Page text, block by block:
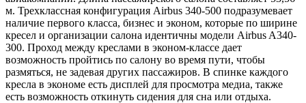
м. Трехклассная конфигурация Airbus 340-500 подразумевает
наличие первого класса, бизнес и эконом, которые по ширине
кресел и организации салона идентичны модели Airbus A340-
300. Проход между креслами в эконом-классе дает
возможность пройтись по салону во время пути, чтобы
размяться, не задевая других пассажиров. В спинке каждого
кресла в экономе есть дисплей для просмотра медиа, также
есть возможность откинуть сидения для сна или отдыха.